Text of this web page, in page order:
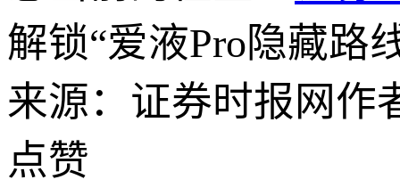
解锁“爱液Pro隐藏路
来源：证券时报网作
点赞